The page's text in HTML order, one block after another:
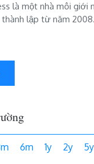
là một nhà môi giới
lập từ năm
6m 1y 2y 5y